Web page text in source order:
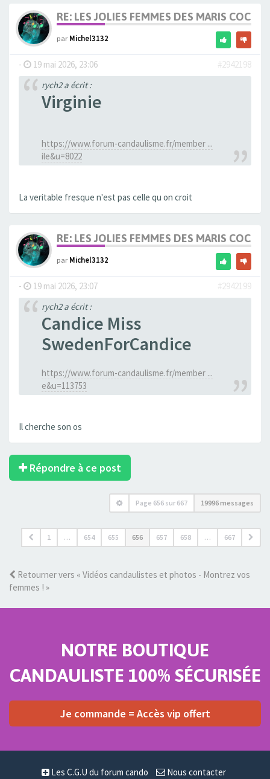
RE: LES JOLIES FEMMES DES MARIS COCUS
parMichel3132
- 19 mai 2026, 23:06
#2942198
rych2 a écrit :
Virginie
https://www.forum-candaulisme.fr/member ...
ile&u=8022
La veritable fresque n'est pas celle qu on croit
RE: LES JOLIES FEMMES DES MARIS COCUS
parMichel3132
- 19 mai 2026, 23:07
#2942199
rych2 a écrit :
Candice Miss
SwedenForCandice
https://www.forum-candaulisme.fr/member ...
e&u=113753
Il cherche son os
Répondre à ce post
Page 656 sur 667 19996 messages
1 … 654 655 656 657 658 … 667
Retourner vers « Vidéos candaulistes et photos - Montrez vos
femmes ! »
NOTRE BOUTIQUE
CANDAULISTE 100% SÉCURISÉE
Je commande = Accès vip offert
Les C.G.U du forum cando Nous contacter